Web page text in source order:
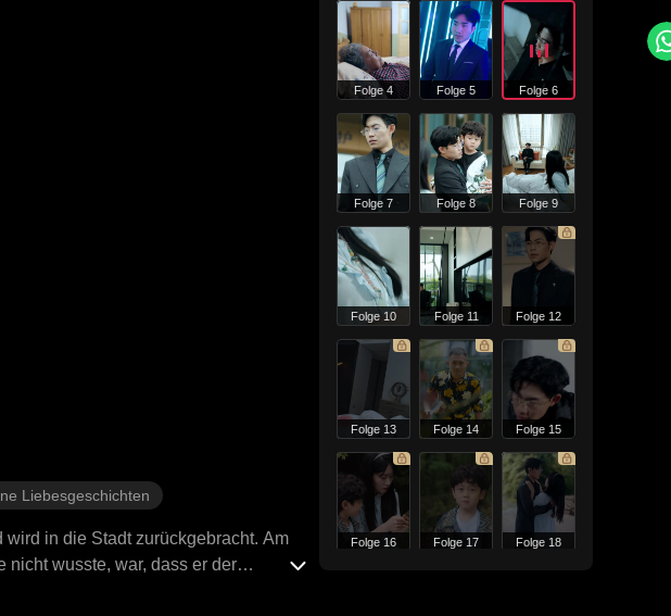
Liebesgeschichten
in die Stadt zurückgebracht. Am
nicht wusste, war, dass er der
Folge 4 Folge 5 Folge 6
Folge 7 Folge 8 Folge 9
Folge 10 Folge 11 Folge 12
Folge 13 Folge 14 Folge 15
Folge 16 Folge 17 Folge 18